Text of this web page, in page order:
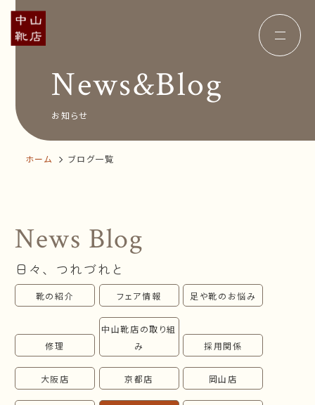
Concept コンセプト
Insole オーダー中敷き
News&Blog
Company
オンラインショップ
お問い合わせ
follow us!
News&Blog
お知らせ
ホーム ブログ一覧
News Blog
日々、つれづれと
靴の紹介 フェア情報 足や靴のお悩み
修理
中山靴店の取り組
み
採用関係
大阪店 京都店 岡山店